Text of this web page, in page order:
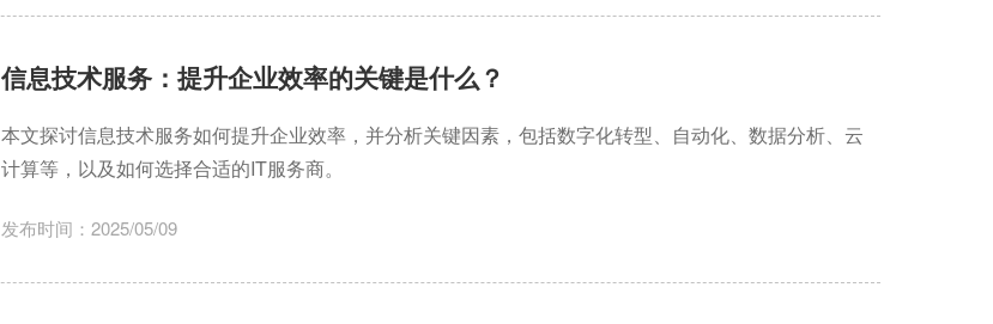
信息技术服务：提升企业效率的关键是什么？
本文探讨信息技术服务如何提升企业效率，并分析关键因素，包括数字化转型、自动化、数据分析、云
计算等，以及如何选择合适的IT服务商。
发布时间：2025/05/09